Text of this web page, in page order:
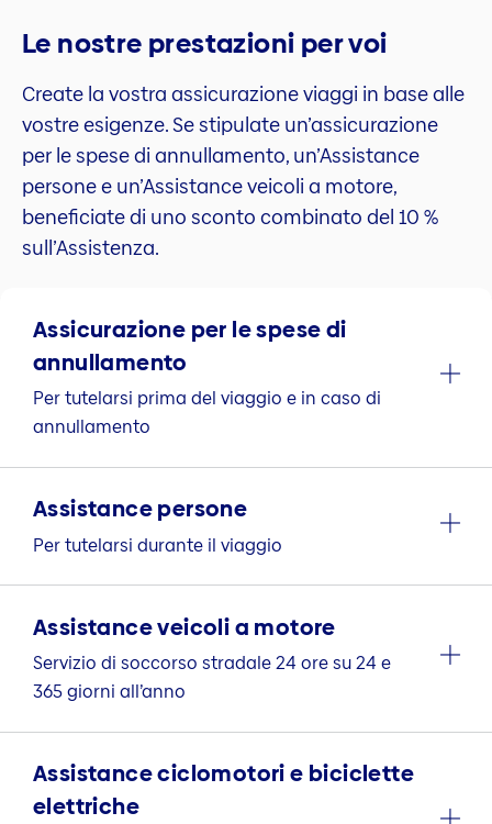
Le nostre prestazioni per voi
Create la vostra assicurazione viaggi in base alle
vostre esigenze. Se stipulate un’assicurazione
per le spese di annullamento, un’Assistance
persone e un’Assistance veicoli a motore,
beneficiate di uno sconto combinato del 10 %
sull’Assistenza.
Assicurazione per le spese di
annullamento
Per tutelarsi prima del viaggio e in caso di
annullamento
Assistance persone
Per tutelarsi durante il viaggio
Assistance veicoli a motore
Servizio di soccorso stradale 24 ore su 24 e
365 giorni all’anno
Assistance ciclomotori e biciclette
elettriche